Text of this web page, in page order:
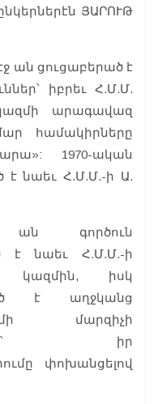
ՅԱՐՈՒԹ
ան ցուցաբերած է
իբրեւ Հ.Մ.Մ.
արագավազ
համակիրները
1970-ական
է նաեւ Հ.Մ.Մ.-ի Ա.
ան գործուն
է նաեւ Հ.Մ.Մ.-ի
կազմին, իսկ
է աղջկանց
մարզիչի
իր
փոխանցելով